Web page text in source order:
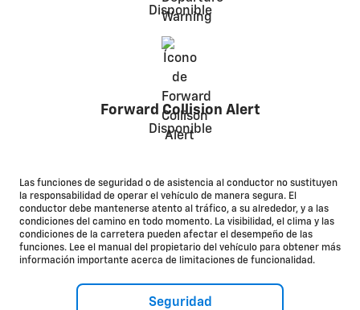
Disponible
Forward Collision Alert
Disponible
Las funciones de seguridad o de asistencia al conductor no sustituyen
la responsabilidad de operar el vehículo de manera segura. El
conductor debe mantenerse atento al tráfico, a su alrededor, y a las
condiciones del camino en todo momento. La visibilidad, el clima y las
condiciones de la carretera pueden afectar el desempeño de las
funciones. Lee el manual del propietario del vehículo para obtener más
información importante acerca de limitaciones de funcionalidad.
Seguridad